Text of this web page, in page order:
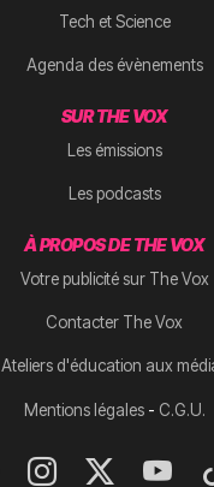
Tech et Science
Agenda des évènements
SUR THE VOX
Les émissions
Les podcasts
À PROPOS DE THE VOX
Votre publicité sur The Vox
Contacter The Vox
Ateliers d'éducation aux
Mentions légales- C.G.U.